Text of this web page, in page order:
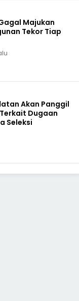
Majukan
Tekor Tiap
Akan Panggil
Terkait Dugaan
Seleksi